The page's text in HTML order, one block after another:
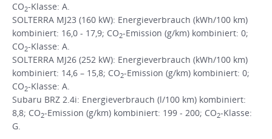
CO2-Klasse: A.
SOLTERRA MJ23 (160 kW): Energieverbrauch (kWh/100 km)
kombiniert: 16,0 - 17,9; CO2-Emission (g/km) kombiniert: 0;
CO2-Klasse: A.
SOLTERRA MJ26 (252 kW): Energieverbrauch (kWh/100 km)
kombiniert: 14,6 – 15,8; CO2-Emission (g/km) kombiniert: 0;
CO2-Klasse: A.
Subaru BRZ 2.4i: Energieverbrauch (l/100 km) kombiniert:
8,8; CO2-Emission (g/km) kombiniert: 199 - 200; CO2-Klasse:
G.